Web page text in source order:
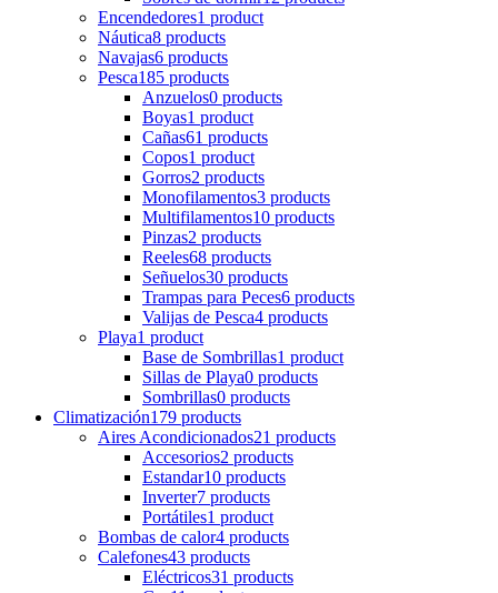
Encendedores1 product
Náutica8 products
Navajas6 products
Pesca185 products
Anzuelos0 products
Boyas1 product
Cañas61 products
Copos1 product
Gorros2 products
Monofilamentos3 products
Multifilamentos10 products
Pinzas2 products
Reeles68 products
Señuelos30 products
Trampas para Peces6 products
Valijas de Pesca4 products
Playa1 product
Base de Sombrillas1 product
Sillas de Playa0 products
Sombrillas0 products
Climatización179 products
Aires Acondicionados21 products
Accesorios2 products
Estandar10 products
Inverter7 products
Portátiles1 product
Bombas de calor4 products
Calefones43 products
Eléctricos31 products